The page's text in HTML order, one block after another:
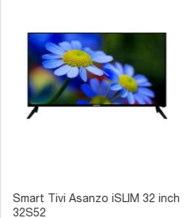
Smart Tivi Asanzo iSLIM 32 inch
32S52